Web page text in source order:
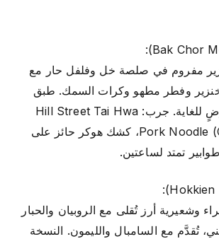
مفروم في صلصة خل وفلفل حار مع
وفطر مطهو وكرات السمك. طبق
معكرونة جافة مُرضٍ للغاية. جرب: Hill Street Tai Hwa
Pork Noodle (Crawford Lane)، كشك هوكر حائز على
تمتد لساعتين.
وشعيرية أرز تُقلى مع الروبيان والحبار
تُقدَّم مع السامبال والليمون. النسخة